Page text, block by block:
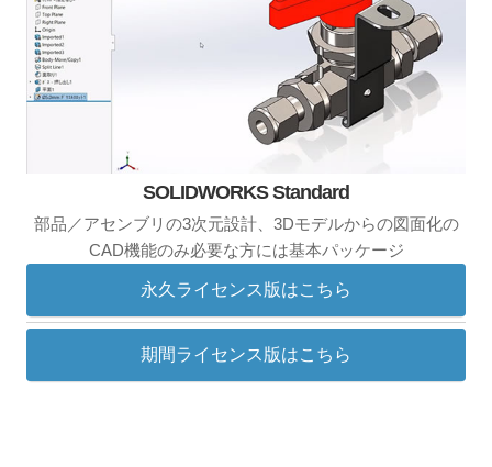
SOLIDWORKS Standard
部品／アセンブリの3次元設計、3Dモデルからの図面化の
CAD機能のみ必要な方には基本パッケージ
永久ライセンス版はこちら
期間ライセンス版はこちら